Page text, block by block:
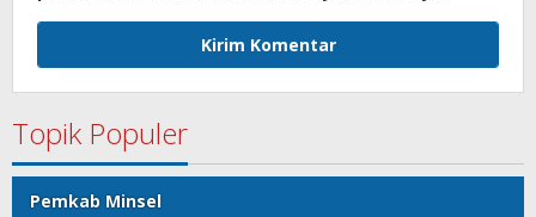
Topik Populer
Pemkab Minsel